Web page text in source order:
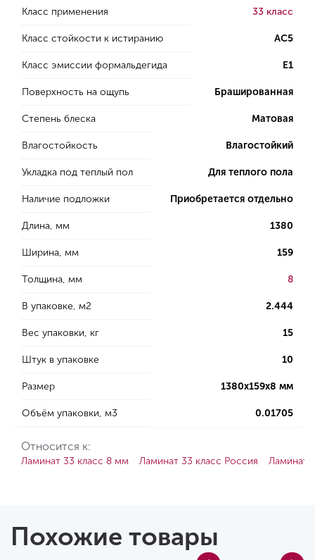
Класс применения 33 класс
Класс стойкости к истиранию AC5
Класс эмиссии формальдегида E1
Поверхность на ощупь Брашированная
Степень блеска Матовая
Влагостойкость Влагостойкий
Укладка под теплый пол Для теплого пола
Наличие подложки Приобретается отдельно
Длина, мм 1380
Ширина, мм 159
Толщина, мм 8
В упаковке, м2 2.444
Вес упаковки, кг 15
Штук в упаковке 10
Размер 1380х159х8 мм
Объём упаковки, м3 0.01705
Относится к:
Ламинат 33 класс 8 мм Ламинат 33 класс Россия Ламинат
Похожие товары